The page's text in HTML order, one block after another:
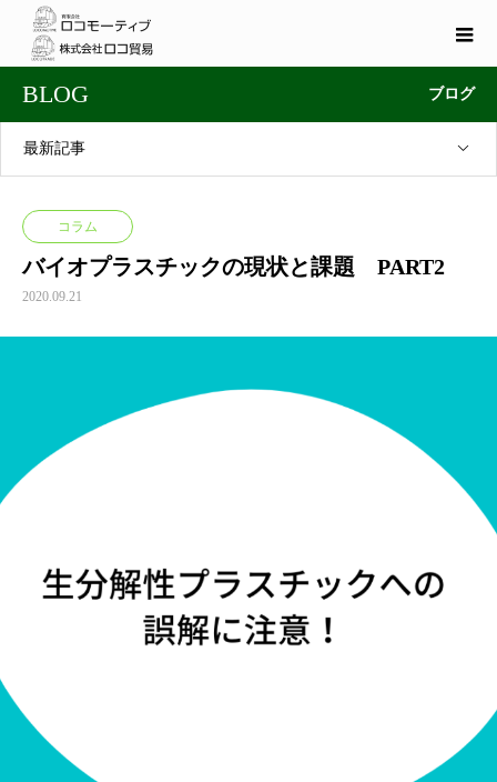
BLOG ブログ
最新記事
コラム
バイオプラスチックの現状と課題 PART2
2020.09.21